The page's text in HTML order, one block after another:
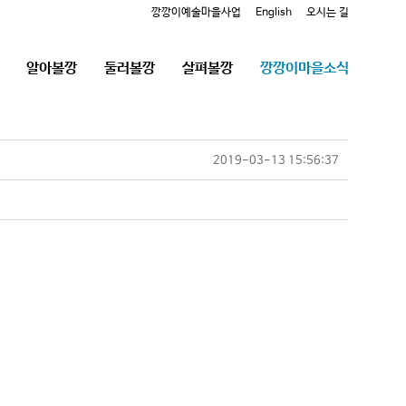
깡깡이예술마을사업 English 오시는 길
알아볼깡 둘러볼깡 살펴볼깡 깡깡이마을소식
2019-03-13 15:56:37